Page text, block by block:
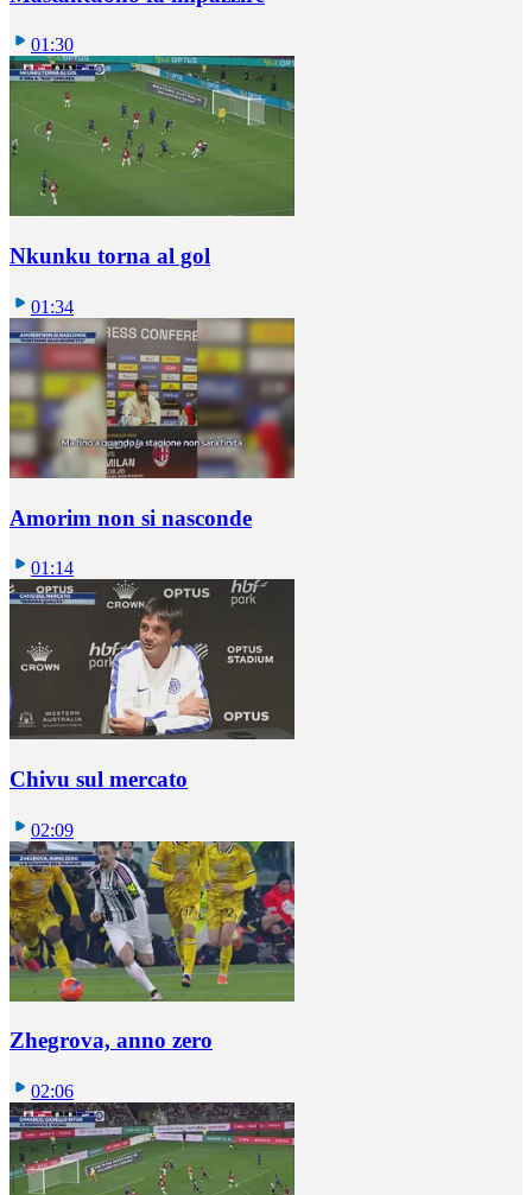
01:30
Nkunku torna al gol
01:34
Amorim non si nasconde
01:14
Chivu sul mercato
02:09
Zhegrova, anno zero
02:06